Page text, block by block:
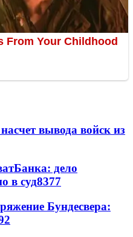
вывода войск из
дело
в суд8377
Бундесвера: